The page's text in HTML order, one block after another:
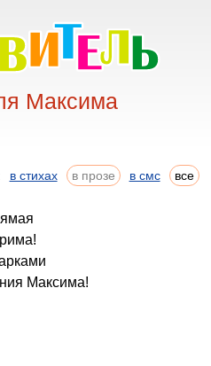
Максима
в стихах в прозе в смс все
Максима!